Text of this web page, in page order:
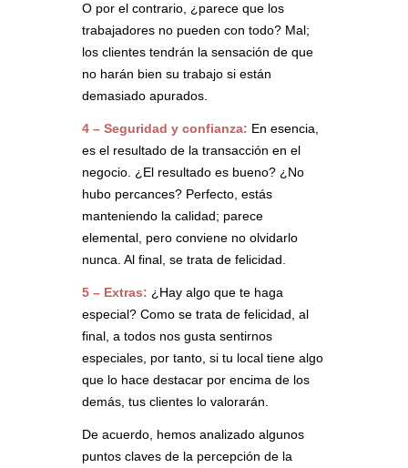
O por el contrario, ¿parece que los
trabajadores no pueden con todo? Mal;
los clientes tendrán la sensación de que
no harán bien su trabajo si están
demasiado apurados.
4 – Seguridad y confianza: En esencia,
es el resultado de la transacción en el
negocio. ¿El resultado es bueno? ¿No
hubo percances? Perfecto, estás
manteniendo la calidad; parece
elemental, pero conviene no olvidarlo
nunca. Al final, se trata de felicidad.
5 – Extras: ¿Hay algo que te haga
especial? Como se trata de felicidad, al
final, a todos nos gusta sentirnos
especiales, por tanto, si tu local tiene algo
que lo hace destacar por encima de los
demás, tus clientes lo valorarán.
De acuerdo, hemos analizado algunos
puntos claves de la percepción de la